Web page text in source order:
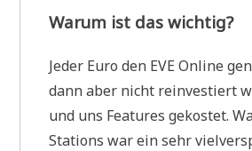
Warum ist das wichtig?
Jeder Euro den EVE Online
dann aber nicht reinvestiert
und uns Features gekostet.
Stations war ein sehr